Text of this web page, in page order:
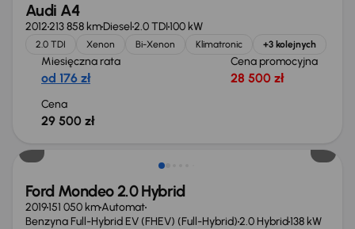
Audi A4
2012213 858 kmDiesel2.0 TDI100 kW
2.0 TDI Xenon Bi-Xenon Klimatronic +3 kolejnych
Miesięczna rata
od 176 zł
Cena promocyjna
28 500 zł
Cena
29 500 zł
Taniej o 1 500 zł
Ford Mondeo 2.0 Hybrid
2019151 050 kmAutomat
Benzyna Full-Hybrid EV (FHEV) (Full-Hybrid)2.0 Hybrid138 kW